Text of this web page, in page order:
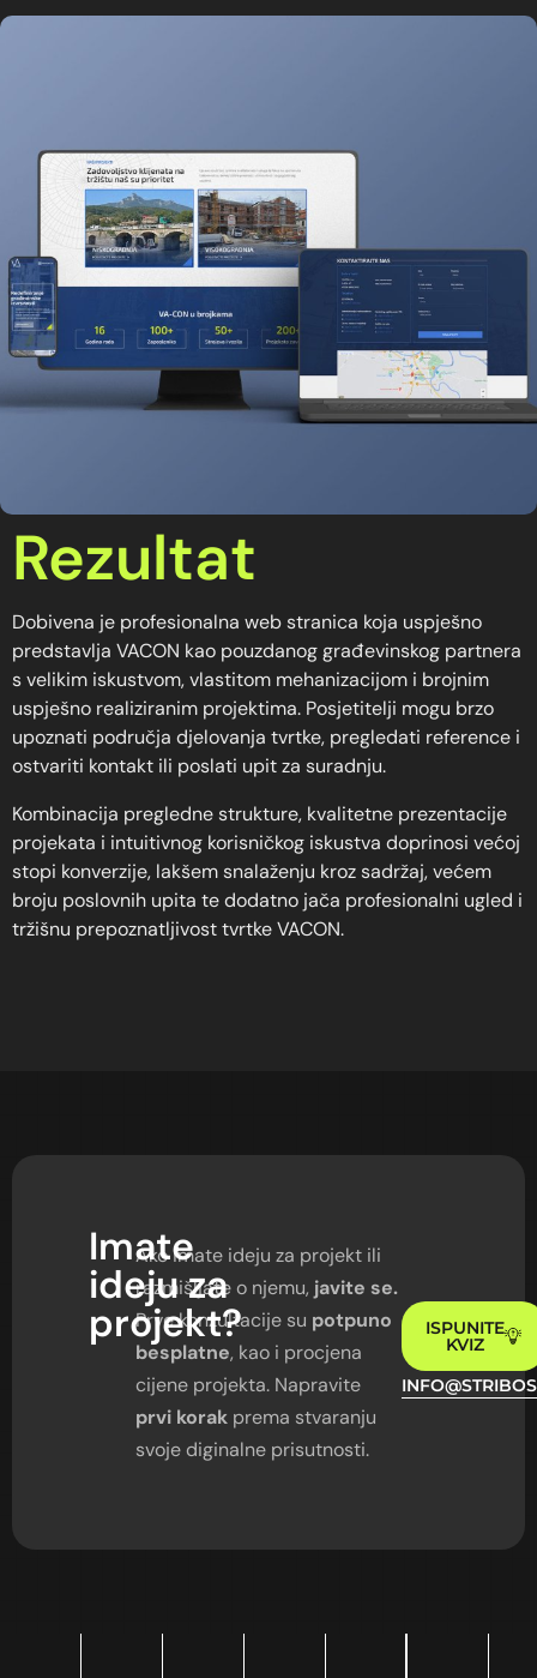
Rezultat
Dobivena je profesionalna web stranica koja uspješno
predstavlja VACON kao pouzdanog građevinskog partnera
s velikim iskustvom, vlastitom mehanizacijom i brojnim
uspješno realiziranim projektima. Posjetitelji mogu brzo
upoznati područja djelovanja tvrtke, pregledati reference i
ostvariti kontakt ili poslati upit za suradnju.
Kombinacija pregledne strukture, kvalitetne prezentacije
projekata i intuitivnog korisničkog iskustva doprinosi većoj
stopi konverzije, lakšem snalaženju kroz sadržaj, većem
broju poslovnih upita te dodatno jača profesionalni ugled i
tržišnu prepoznatljivost tvrtke VACON.
Imate
idejuza
projekt?
Ako imate ideju za projekt ili
razmišljate o njemu, javite se.
Prve konzultacije su potpuno
besplatne, kao i procjena
cijene projekta. Napravite
prvi korak prema stvaranju
svoje diginalne prisutnosti.
ISPUNITE
KVIZ